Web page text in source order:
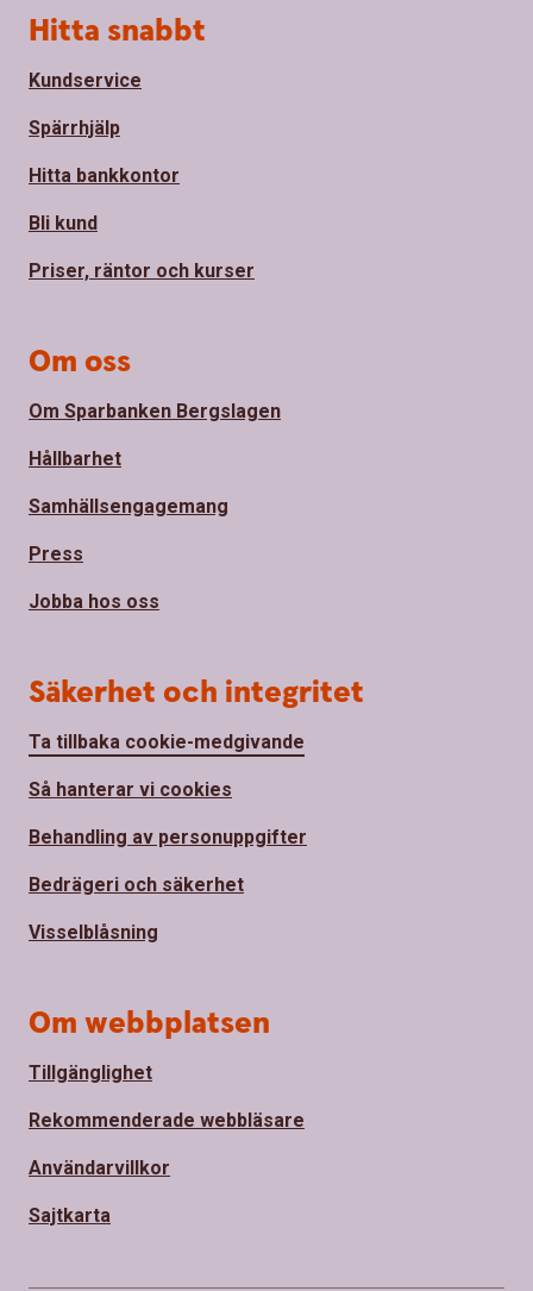
Sidfot
Hitta snabbt
Kundservice
Spärrhjälp
Hitta bankkontor
Bli kund
Priser, räntor och kurser
Om oss
Om Sparbanken Bergslagen
Hållbarhet
Samhällsengagemang
Press
Jobba hos oss
Säkerhet och integritet
Ta tillbaka cookie-medgivande
Så hanterar vi cookies
Behandling av personuppgifter
Bedrägeri och säkerhet
Visselblåsning
Om webbplatsen
Tillgänglighet
Rekommenderade webbläsare
Användarvillkor
Sajtkarta